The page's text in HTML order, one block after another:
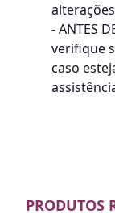
- ANTES
verifique
caso
PRODUTOS